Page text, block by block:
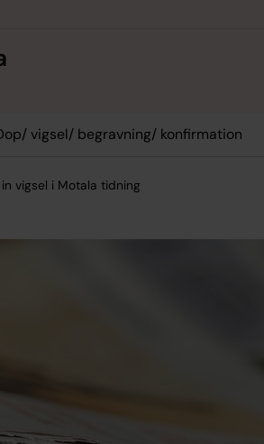
vigsel/ begravning/ konfirmation
vigsel i Motala tidning